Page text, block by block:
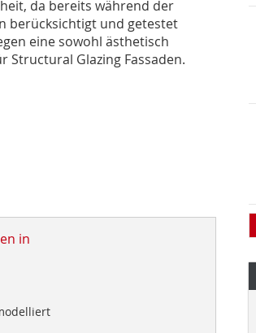
da bereits während der
berücksichtigt und getestet
eine sowohl ästhetisch
Structural Glazing Fassaden.
in